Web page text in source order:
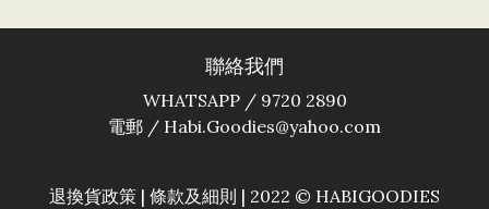
聯絡我們
WHATSAPP / 9720 2890
電郵 / Habi.Goodies@yahoo.com
退換貨政策 | 條款及細則 | 2022 © HABIGOODIES